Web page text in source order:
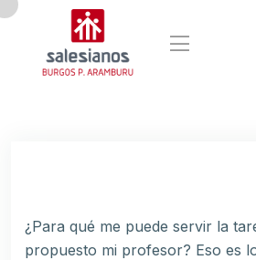
¿Para qué me puede servir la
propuesto mi profesor? Eso es